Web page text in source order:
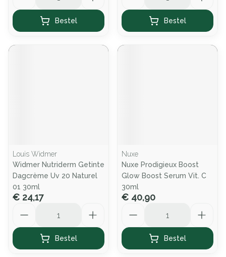
Bestel Bestel
Louis Widmer
Widmer Nutriderm Getinte
Dagcrème Uv 20 Naturel
01 30ml
€ 24,17
Bestel
Nuxe
Nuxe Prodigieux Boost
Glow Boost Serum Vit. C
30ml
€ 40,90
Bestel